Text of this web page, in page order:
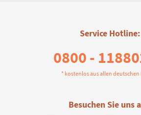
Service Hotline:
0800 -
* kostenlos aus allen deutschen
Besuchen Sie uns